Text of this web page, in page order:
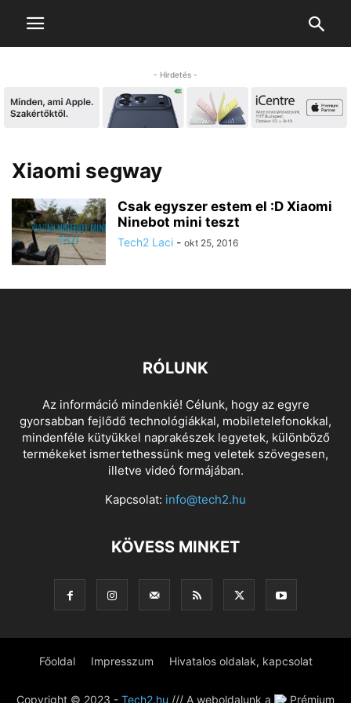
- Hirdetés -
Xiaomi segway
Csak egyszer estem el :D Xiaomi
Ninebot mini teszt
Tech2 Laci - okt 25, 2016
RÓLUNK
Az információ mindenkié! Célunk, hogy az egyre
gyorsabban fejlődő technológiákkal, mobiletelefonokkal,
mindenféle kütyükkel naprakészek legyetek, különböző
termékeket ismertethessünk meg veletek szövegesen,
illetve videó formájában.
Kapcsolat: info@tech2.hu
KÖVESS MINKET
Főoldal Impresszum Hivatalos oldalak, kapcsolat
Copyright © 2023 - Tech2.hu /// A weboldalunk a Prémium